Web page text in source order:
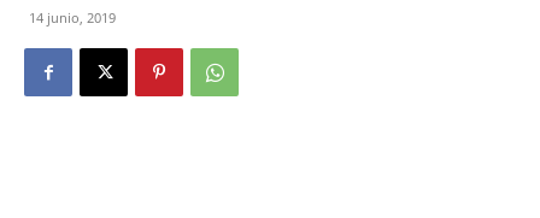
14 junio, 2019